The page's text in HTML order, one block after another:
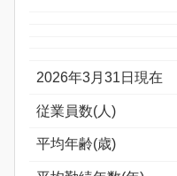
2026年3月31日現在
従業員数(人)
平均年齢(歳)